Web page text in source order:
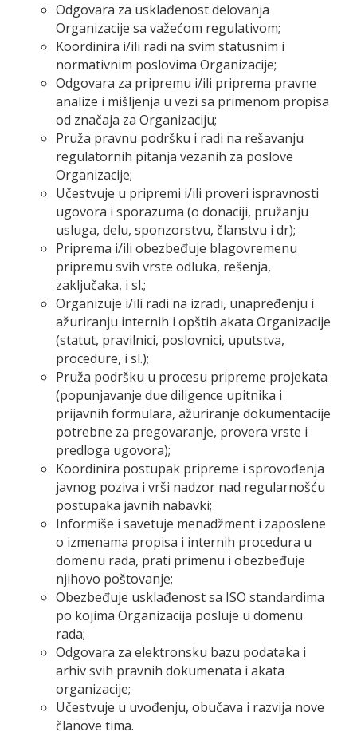
Odgovara za usklađenost delovanja
Organizacije sa važećom regulativom;
Koordinira i/ili radi na svim statusnim i
normativnim poslovima Organizacije;
Odgovara za pripremu i/ili priprema pravne
analize i mišljenja u vezi sa primenom propisa
od značaja za Organizaciju;
Pruža pravnu podršku i radi na rešavanju
regulatornih pitanja vezanih za poslove
Organizacije;
Učestvuje u pripremi i/ili proveri ispravnosti
ugovora i sporazuma (o donaciji, pružanju
usluga, delu, sponzorstvu, članstvu i dr);
Priprema i/ili obezbeđuje blagovremenu
pripremu svih vrste odluka, rešenja,
zaključaka, i sl.;
Organizuje i/ili radi na izradi, unapređenju i
ažuriranju internih i opštih akata Organizacije
(statut, pravilnici, poslovnici, uputstva,
procedure, i sl.);
Pruža podršku u procesu pripreme projekata
(popunjavanje due diligence upitnika i
prijavnih formulara, ažuriranje dokumentacije
potrebne za pregovaranje, provera vrste i
predloga ugovora);
Koordinira postupak pripreme i sprovođenja
javnog poziva i vrši nadzor nad regularnošću
postupaka javnih nabavki;
Informiše i savetuje menadžment i zaposlene
o izmenama propisa i internih procedura u
domenu rada, prati primenu i obezbeđuje
njihovo poštovanje;
Obezbeđuje usklađenost sa ISO standardima
po kojima Organizacija posluje u domenu
rada;
Odgovara za elektronsku bazu podataka i
arhiv svih pravnih dokumenata i akata
organizacije;
Učestvuje u uvođenju, obučava i razvija nove
članove tima.